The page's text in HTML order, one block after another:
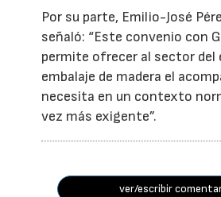
Por su parte, Emilio-José
señaló: “Este convenio con
permite ofrecer al sector del
embalaje de madera el
necesita en un contexto
vez más exigente”.
ver/escribir